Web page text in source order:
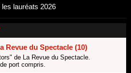
pour le cirque, les lauréats 2026 !
2026
Grandes Formes Théâtre 2026
Revue du Spectacle (10)
de La Revue du Spectacle.
port compris.